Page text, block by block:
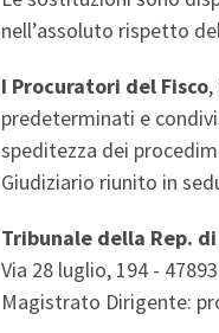
nell’assoluto rispetto
I Procuratori del Fisco
predeterminati e
speditezza dei
Giudiziario riunito in
Tribunale della Rep.
Via 28 luglio, 194 -
Magistrato Dirigente: